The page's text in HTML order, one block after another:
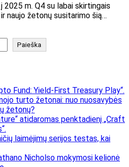
į 2025 m. Q4 su labai skirtingais
naujo žetonų susitarimo šią…
Paieška
Fund: Yield-First Treasury Play“.
turto žetonai: nuo nuosavybės
žetonų?
atidaromas penktadienį „Craft
laimėjimų serijos testas, kai
Nicholso mokymosi kelionė